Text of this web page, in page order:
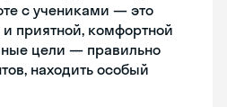
с учениками — это
приятной, комфортной
цели — правильно
находить особый